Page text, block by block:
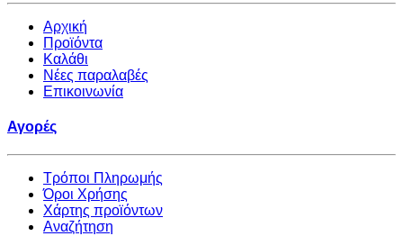
Αρχική
Προϊόντα
Καλάθι
Νέες παραλαβές
Επικοινωνία
Αγορές
Τρόποι Πληρωμής
Όροι Χρήσης
Χάρτης προϊόντων
Αναζήτηση